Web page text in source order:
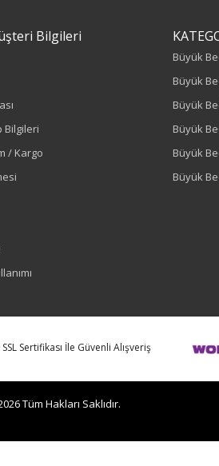
Bilgileri
Bilgileri
/ Kargo
Büyük
Büyük
Büyük
Büyük
Büyük
Büyük
Sertifikası İle Güvenli Alışveriş
Tüm Hakları Saklıdır.